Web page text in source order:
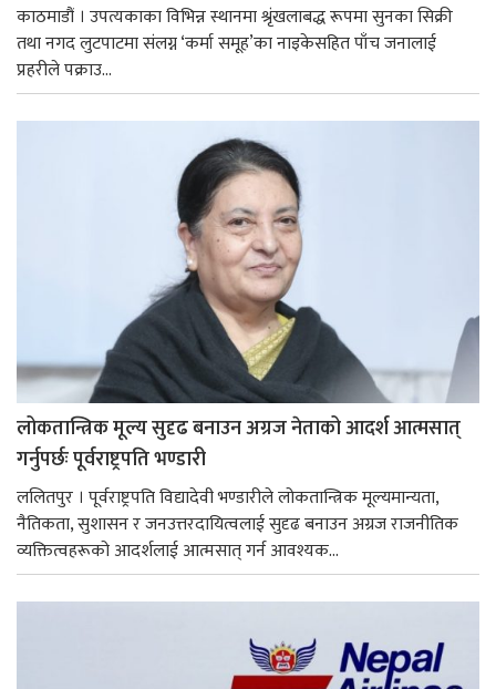
काठमाडौं । उपत्यकाका विभिन्न स्थानमा श्रृंखलाबद्ध रूपमा सुनका सिक्री
तथा नगद लुटपाटमा संलग्न ‘कर्मा समूह’का नाइकेसहित पाँच जनालाई
प्रहरीले पक्राउ...
लोकतान्त्रिक मूल्य सुदृढ बनाउन अग्रज नेताको आदर्श आत्मसात्
गर्नुपर्छः पूर्वराष्ट्रपति भण्डारी
ललितपुर । पूर्वराष्ट्रपति विद्यादेवी भण्डारीले लोकतान्त्रिक मूल्यमान्यता,
नैतिकता, सुशासन र जनउत्तरदायित्वलाई सुदृढ बनाउन अग्रज राजनीतिक
व्यक्तित्वहरूको आदर्शलाई आत्मसात् गर्न आवश्यक...